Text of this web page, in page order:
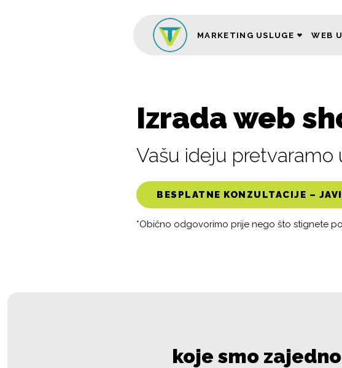
Skip to content
Glavni izbornik
MARKETING USLUGE WEB
Izrada web
Vašu ideju pretvaramo
BESPLATNE KONZULTACIJE –
*Obično odgovorimo prije nego što stignete
koje smo